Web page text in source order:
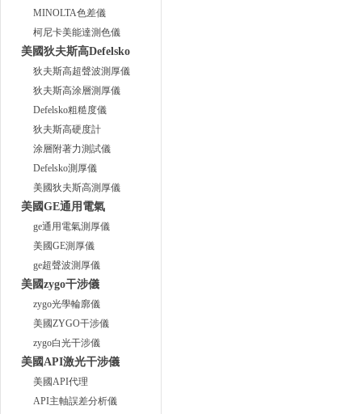
MINOLTA色差儀
柯尼卡美能達測色儀
美國狄夫斯高Defelsko
狄夫斯高超聲波測厚儀
狄夫斯高涂層測厚儀
Defelsko粗糙度儀
狄夫斯高硬度計
涂層附著力測試儀
Defelsko測厚儀
美國狄夫斯高測厚儀
美國GE通用電氣
ge通用電氣測厚儀
美國GE測厚儀
ge超聲波測厚儀
美國zygo干涉儀
zygo光學輪廓儀
美國ZYGO干涉儀
zygo白光干涉儀
美國API激光干涉儀
美國API代理
API主軸誤差分析儀